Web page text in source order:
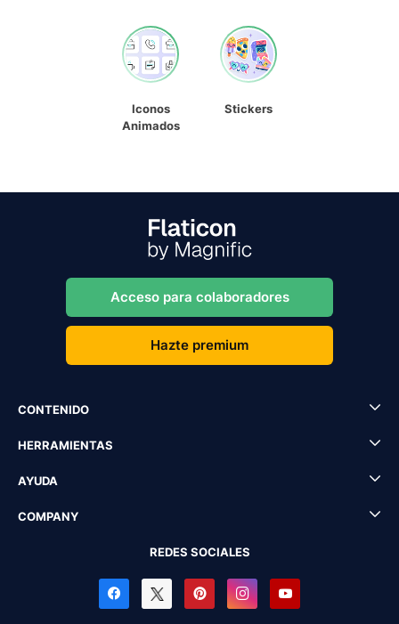
Iconos
Animados
Stickers
Acceso para colaboradores
Hazte premium
CONTENIDO
HERRAMIENTAS
AYUDA
COMPANY
REDES SOCIALES